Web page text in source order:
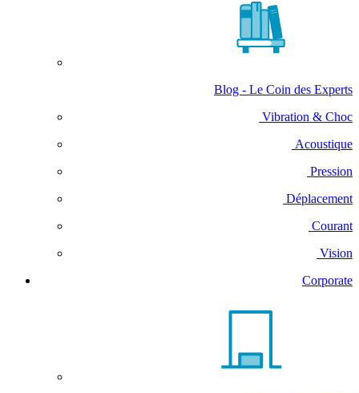
Blog - Le Coin des Experts
Vibration & Choc
Acoustique
Pression
Déplacement
Courant
Vision
Corporate